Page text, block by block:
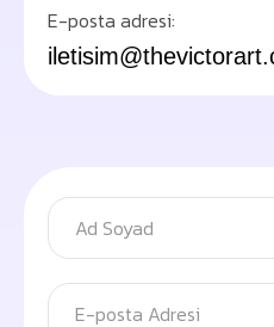
E-posta adresi: